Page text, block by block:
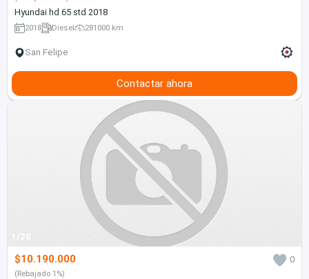
Hyundai hd 65 std 2018
2018 Diesel 281000 km
San Felipe
Contactar ahora
1/20
$10.190.000 0
(Rebajado 1%)